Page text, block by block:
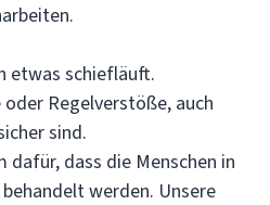
etwas schiefläuft.
Regelverstöße, auch
sind.
dafür, dass die Menschen in
werden. Unsere